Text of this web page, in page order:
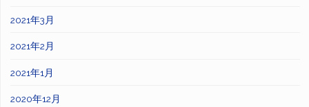
2021年3月
2021年2月
2021年1月
2020年12月